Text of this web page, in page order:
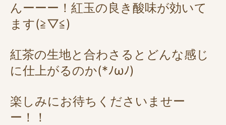
んーーー！紅玉の良き酸味が効いて
ます(≧▽≦)
紅茶の生地と合わさるとどんな感じ
に仕上がるのか(*ﾉωﾉ)
楽しみにお待ちくださいませー
ー！！